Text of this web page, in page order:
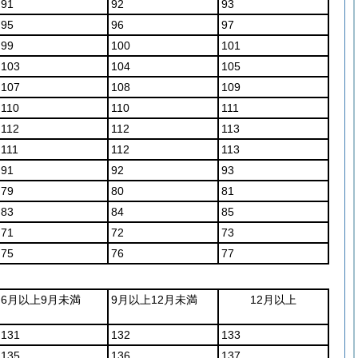
91 92
93
95
96
97
99
100
101
103
104
105
107
108
109
110
110
111
112
112
113
111
112
113
91
92
93
79
80
81
83
84
85
71
72
73
75
76 77
6月以上9月未満 9月以上12月未満 12月以上
131 132
133